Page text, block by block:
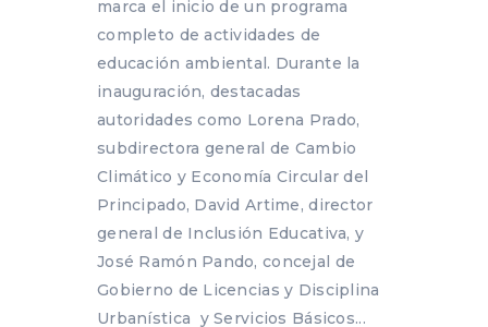
marca el inicio de un programa
completo de actividades de
educación ambiental. Durante la
inauguración, destacadas
autoridades como Lorena Prado,
subdirectora general de Cambio
Climático y Economía Circular del
Principado, David Artime, director
general de Inclusión Educativa, y
José Ramón Pando, concejal de
Gobierno de Licencias y Disciplina
Urbanística y Servicios Básicos...